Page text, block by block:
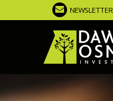
NEWSLETTER